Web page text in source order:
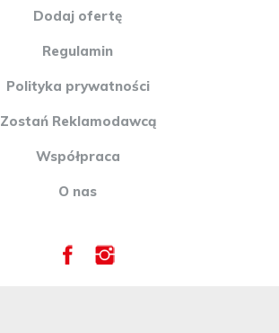
Dodaj ofertę
Regulamin
Polityka prywatności
Zostań Reklamodawcą
Współpraca
O nas